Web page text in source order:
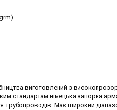
виготовлений з
стандартам німецька запорна
трубопроводів. Має широкий